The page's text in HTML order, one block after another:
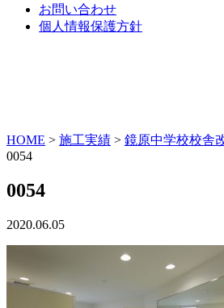
お問い合わせ
個人情報保護方針
HOME > 施工実績 > 鏡原中学校校舎
0054
0054
2020.06.05